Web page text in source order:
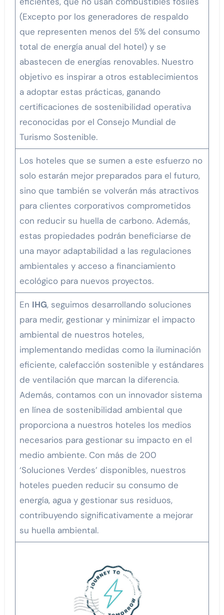
(Excepto por los generadores de respaldo
que representen menos del 5% del consumo
total de energía anual del hotel) y se
abastecen de energías renovables. Nuestro
objetivo es inspirar a otros establecimientos
a adoptar estas prácticas, ganando
certificaciones de sostenibilidad operativa
reconocidas por el Consejo Mundial de
Turismo Sostenible.
Los hoteles que se sumen a este esfuerzo no
solo estarán mejor preparados para el futuro,
sino que también se volverán más atractivos
para clientes corporativos comprometidos
con reducir su huella de carbono. Además,
estas propiedades podrán beneficiarse de
una mayor adaptabilidad a las regulaciones
ambientales y acceso a financiamiento
ecológico para nuevos proyectos.
En IHG, seguimos desarrollando soluciones
para medir, gestionar y minimizar el impacto
ambiental de nuestros hoteles,
implementando medidas como la iluminación
eficiente, calefacción sostenible y estándares
de ventilación que marcan la diferencia.
Además, contamos con un innovador sistema
en línea de sostenibilidad ambiental que
proporciona a nuestros hoteles los medios
necesarios para gestionar su impacto en el
medio ambiente. Con más de 200
‘Soluciones Verdes’ disponibles, nuestros
hoteles pueden reducir su consumo de
energía, agua y gestionar sus residuos,
contribuyendo significativamente a mejorar
su huella ambiental.